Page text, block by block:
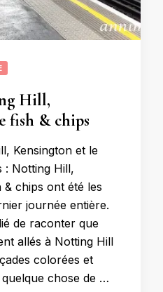
Hill,
fish & chips
Kensington et le
: Notting Hill,
& chips ont été les
journée entière.
de raconter que
allés à Notting Hill
colorées et
chose de …